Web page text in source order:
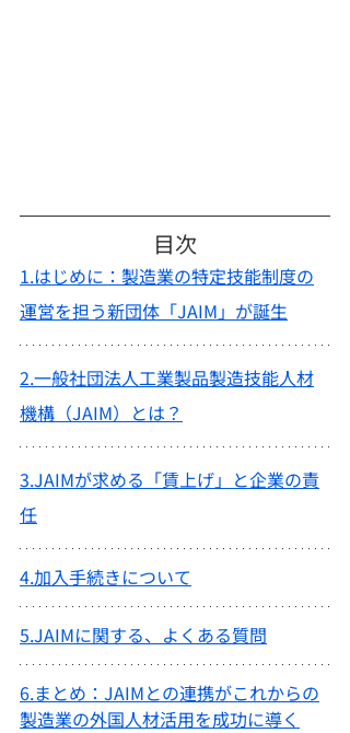
目次
1.はじめに：製造業の特定技能制度の
運営を担う新団体「JAIM」が誕生
2.一般社団法人工業製品製造技能人材
機構（JAIM）とは？
3.JAIMが求める「賃上げ」と企業の責
任
4.加入手続きについて
5.JAIMに関する、よくある質問
6.まとめ：JAIMとの連携がこれからの
製造業の外国人材活用を成功に導く